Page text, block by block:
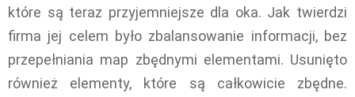
które są teraz przyjemniejsze dla oka. Jak twierdzi
firma jej celem było zbalansowanie informacji, bez
przepełniania map zbędnymi elementami. Usunięto
również elementy, które są całkowicie zbędne.